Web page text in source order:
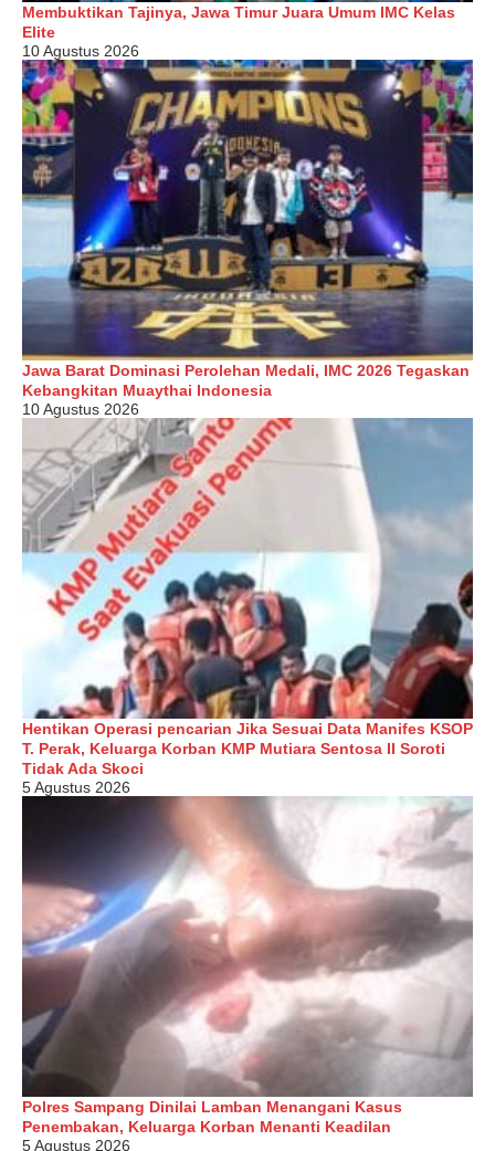
Membuktikan Tajinya, Jawa Timur Juara Umum IMC Kelas
Elite
10 Agustus 2026
Jawa Barat Dominasi Perolehan Medali, IMC 2026 Tegaskan
Kebangkitan Muaythai Indonesia
10 Agustus 2026
Hentikan Operasi pencarian Jika Sesuai Data Manifes KSOP
T. Perak, Keluarga Korban KMP Mutiara Sentosa II Soroti
Tidak Ada Skoci
5 Agustus 2026
Polres Sampang Dinilai Lamban Menangani Kasus
Penembakan, Keluarga Korban Menanti Keadilan
5 Agustus 2026